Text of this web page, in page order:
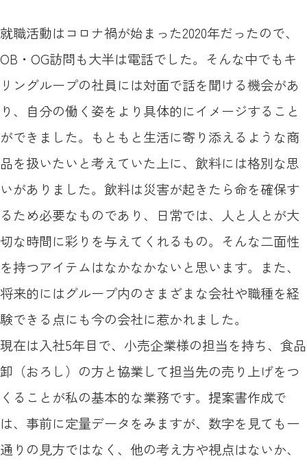
就職活動はコロナ禍が始まった2020年だったので、
OB・OG訪問も大半は電話でした。そんな中でもキ
リングループの社員には対面で話を聞ける機会があ
り、自分の働く姿をより具体的にイメージすること
ができました。もともと生活に寄り添えるような商
品を扱いたいと考えていた上に、飲料には格別な思
いがありました。飲料は災害が起きたら命を確保す
るため必要なものであり、日常では、人と人とが大
切な時間に彩りを与えてくれるもの。そんな二面性
を持つアイテムはなかなかないと思います。また、
将来的にはグループ内のさまざまな会社や職種を経
験できる点にも今の会社に惹かれました。
現在は入社5年目で、小売企業様の担当を持ち、食品
卸（おろし）の方と協業して担当先の売り上げをつ
くることが私の基本的な業務です。提案書作成で
は、事前に定量データをみますが、数字を見ても一
通りの見方ではなく、他の考え方や視点はないか、